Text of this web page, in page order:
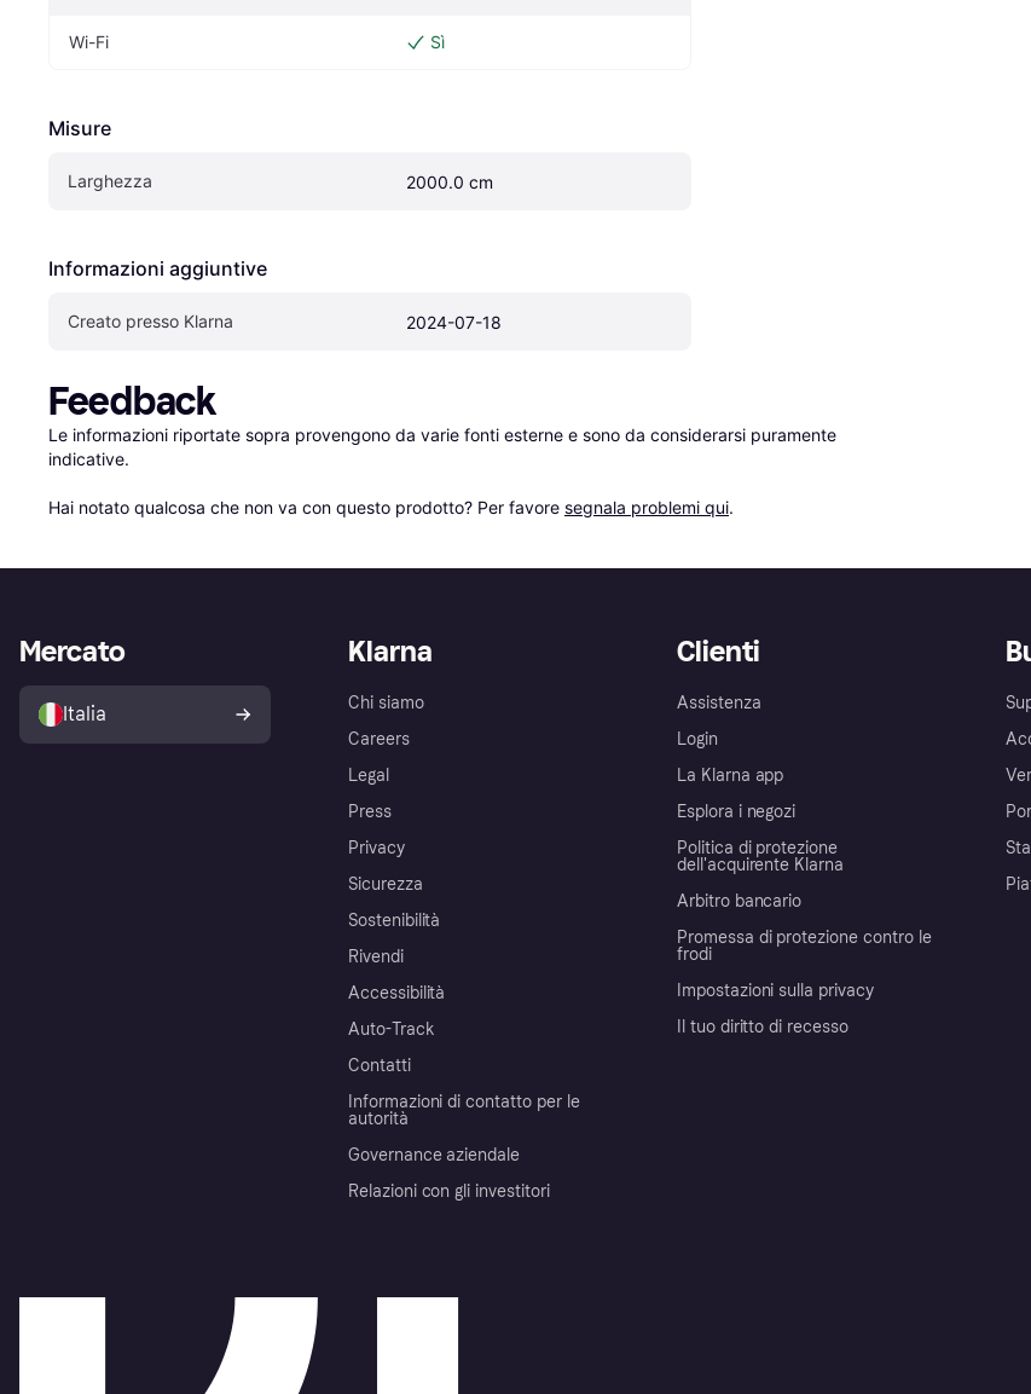
Wi-Fi Sì
Misure
Larghezza 2000.0 cm
Informazioni aggiuntive
Creato presso Klarna 2024-07-18
Feedback
Le informazioni riportate sopra provengono da varie fonti esterne e sono da considerarsi puramente
indicative.
Hai notato qualcosa che non va con questo prodotto? Per favore segnala problemi qui.
Klarna
Chi siamo
Careers
Legal
Press
Privacy
Sicurezza
Sostenibilità
Rivendi
Accessibilità
Auto-Track
Contatti
Informazioni di contatto per le
autorità
Governance aziendale
Relazioni con gli investitori
Clienti
Assistenza
Login
La Klarna app
Esplora i negozi
Politica di protezione
dell'acquirente Klarna
Arbitro bancario
Promessa di protezione contro le
frodi
Impostazioni sulla privacy
Il tuo diritto di recesso
Mercato
Italia